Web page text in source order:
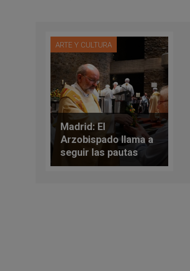
ARTE Y CULTURA
Madrid: El
Arzobispado llama a
seguir las pautas
marcadas por las